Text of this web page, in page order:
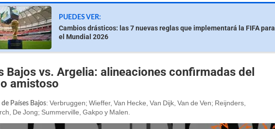
PUEDES VER:
Cambios drásticos: las 7 nuevas reglas que implementará la FIFA para
el Mundial 2026
Bajos vs. Argelia: alineaciones confirmadas del
amistoso
Países Bajos: Verbruggen; Wieffer, Van Hecke, Van Dijk, Van de Ven; Reijnders,
De Jong; Summerville, Gakpo y Malen.